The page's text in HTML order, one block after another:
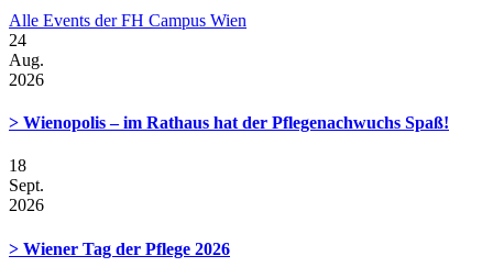
Alle Events der FH Campus Wien
24
Aug.
2026
> Wienopolis – im Rathaus hat der Pflegenachwuchs Spaß!
18
Sept.
2026
> Wiener Tag der Pflege 2026